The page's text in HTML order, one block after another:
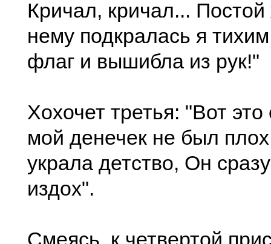
Кричал, кричал... Постой
нему подкралась я
флаг и вышибла из рук!"
Хохочет третья: "Вот
мой денечек не был
украла детство, Он
издох".
Смеясь, к четвертой